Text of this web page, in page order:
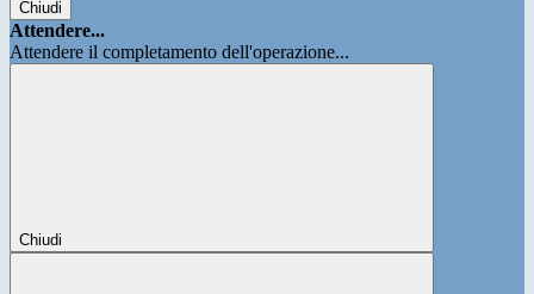
Chiudi
Attendere...
Attendere il completamento dell'operazione...
Chiudi